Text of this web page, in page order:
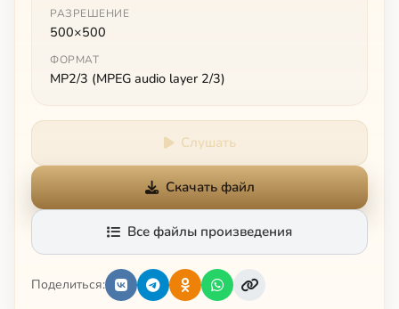
РАЗРЕШЕНИЕ
500×500
ФОРМАТ
MP2/3 (MPEG audio layer 2/3)
Слушать
Скачать файл
Все файлы произведения
Поделиться: